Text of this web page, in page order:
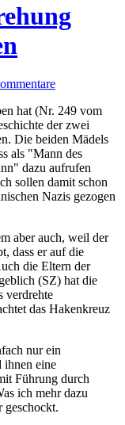
hat (Nr. 249 vom
der zwei
Die beiden Mädels
als "Mann des
dazu aufrufen
sollen damit schon
Nazis gezogen
aber auch, weil der
dass er auf die
die Eltern der
(SZ) hat die
verdrehte
das Hakenkreuz
nur ein
ihnen eine
Führung durch
ich mehr dazu
geschockt.